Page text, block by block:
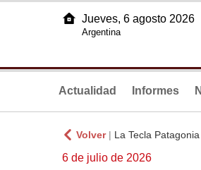
Jueves, 6 agosto 2026
Argentina
Actualidad Informes
Volver| La Tecla Patagonia
6 de julio de 2026